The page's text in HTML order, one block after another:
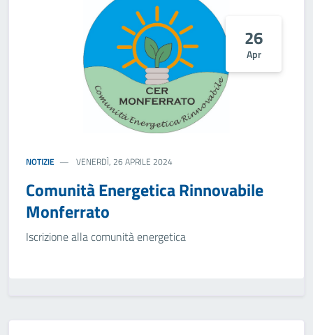
26
Apr
NOTIZIE VENERDÌ, 26 APRILE 2024
Comunità Energetica Rinnovabile
Monferrato
Iscrizione alla comunità energetica